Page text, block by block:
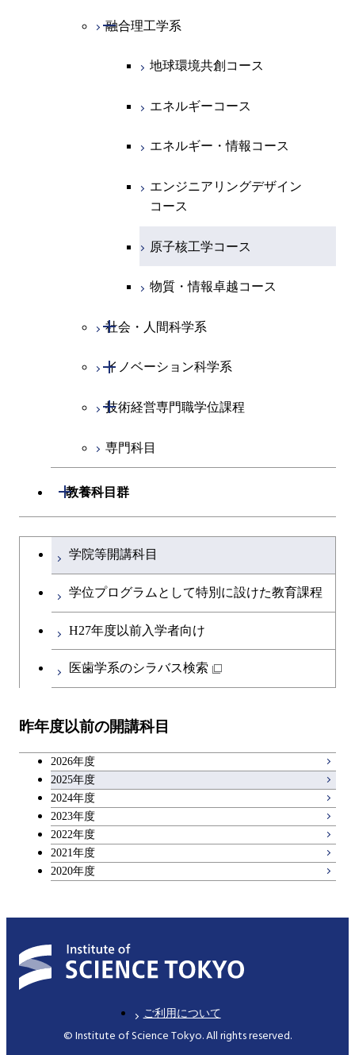
原子核工学コース
人間医療科学技術コース
ース
人間医療科学技術コース
原子核工学コース
人間医療科学技術コース
物質・情報卓越コース
ース
原子核工学コース
地球生命コース
人間医療科学技術コース
物質・情報卓越コース
知能情報コース
エネルギー・情報コース
人間医療科学技術コース
物質・情報卓越コース
物質・情報卓越コース
エンジニアリングデザイン
土木工学コース
エンジニアリングデザイン
融合理工学系
開閉
地球環境共創コース
エネルギーコース
エネルギー・情報コース
エンジニアリングデザイン
コース
原子核工学コース
物質・情報卓越コース
社会・人間科学系
開閉
社会・人間科学コース
イノベーション科学系
開閉
イノベーション科学コース
人間医療科学技術コース
技術経営専門職学位課程
開閉
技術経営専門職学位課程
専門科目
教養科目群
開閉
文系教養科目
英語科目
第二外国語科目
キャリア科目
大学院課程を切り替える
学院等開講科目
学位プログラムとして特別に設けた教育課程
H27年度以前入学者向け
医歯学系のシラバス検索
昨年度以前の開講科目
2026年度
2025年度
2024年度
2023年度
2022年度
2021年度
2020年度
ご利用について
© Institute of Science Tokyo. All rights reserved.